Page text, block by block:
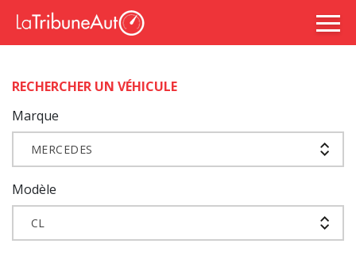
RECHERCHER UN VÉHICULE
Marque
MERCEDES
Modèle
CL